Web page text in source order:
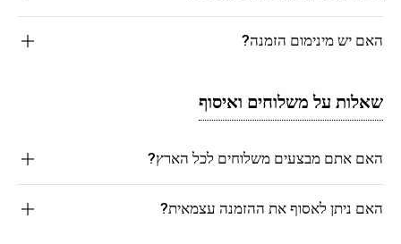
האם יש מינימום הזמנה?
שאלות על משלוחים ואיסוף
האם אתם מבצעים משלוחים לכל הארץ?
האם ניתן לאסוף את ההזמנה עצמאית?